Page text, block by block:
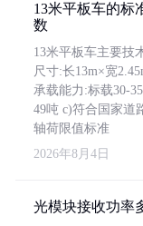
13米平板车的标
数
13米平板车主要技
尺寸:长13m×宽
承载能力:标载30-
49吨 c)符合国家道
轴荷限值标准
2026年8月4日
光模块接收功率